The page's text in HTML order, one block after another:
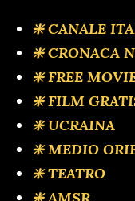
❇️ CANALE
❇️ CRONACA
❇️ FREE
❇️ FILM
❇️ UCRAINA
❇️ MEDIO
❇️ TEATRO